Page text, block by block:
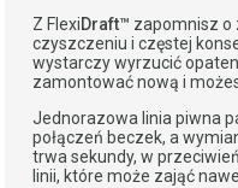
Z FlexiDraft™ zapomnisz o
czyszczeniu i częstej
wystarczy wyrzucić
zamontować nową i
Jednorazowa linia piwna
połączeń beczek, a
trwa sekundy, w
linii, które może zająć